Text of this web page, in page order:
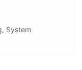
System